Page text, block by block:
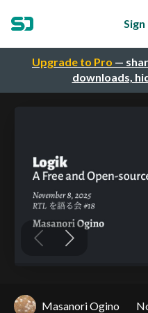
Upgrade to Pro —
downloads,
Sign
Masanori Ogino